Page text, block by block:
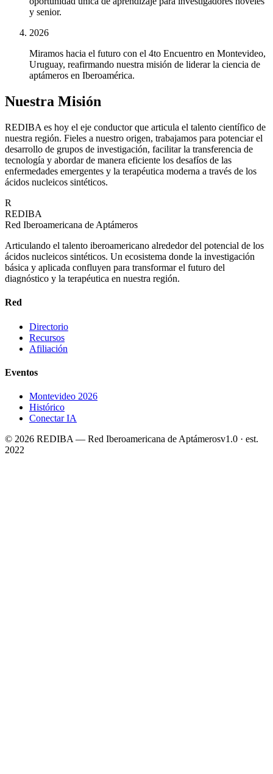
y senior.
2026
Miramos hacia el futuro con el 4to Encuentro en Montevideo,
Uruguay, reafirmando nuestra misión de liderar la ciencia de
aptámeros en Iberoamérica.
Nuestra Misión
REDIBA es hoy el eje conductor que articula el talento científico de
nuestra región. Fieles a nuestro origen, trabajamos para potenciar el
desarrollo de grupos de investigación, facilitar la transferencia de
tecnología y abordar de manera eficiente los desafíos de las
enfermedades emergentes y la terapéutica moderna a través de los
ácidos nucleicos sintéticos.
R
REDIBA
Red Iberoamericana de Aptámeros
Articulando el talento iberoamericano alrededor del potencial de los
ácidos nucleicos sintéticos. Un ecosistema donde la investigación
básica y aplicada confluyen para transformar el futuro del
diagnóstico y la terapéutica en nuestra región.
Red
Directorio
Recursos
Afiliación
Eventos
Montevideo 2026
Histórico
Conectar IA
© 2026 REDIBA — Red Iberoamericana de Aptámerosv1.0 · est.
2022